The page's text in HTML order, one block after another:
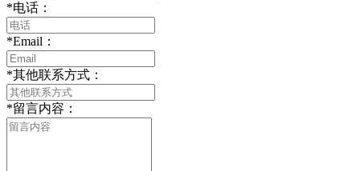
*电话：
*Email：
*其他联系方式：
*留言内容：